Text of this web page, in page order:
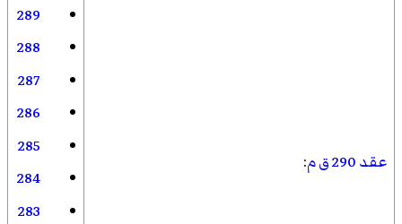
عقد 290 ق م :
289
288
287
286
285
284
283